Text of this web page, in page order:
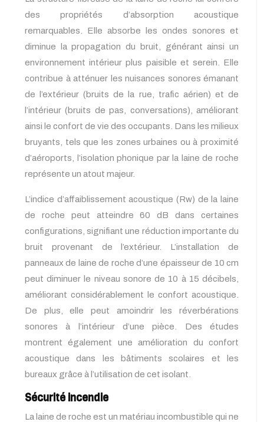
des propriétés d’absorption acoustique
remarquables. Elle absorbe les ondes sonores et
diminue la propagation du bruit, générant ainsi un
environnement intérieur plus paisible et serein. Elle
contribue à atténuer les nuisances sonores émanant
de l’extérieur (bruits de la rue, trafic aérien) et de
l’intérieur (bruits de pas, conversations), améliorant
ainsi le confort de vie des occupants. Dans les milieux
bruyants, tels que les zones urbaines ou à proximité
d’aéroports, l’isolation phonique par la laine de roche
représente un atout majeur.
L’indice d’affaiblissement acoustique (Rw) de la laine
de roche peut atteindre 60 dB dans certaines
configurations, signifiant une réduction importante du
bruit provenant de l’extérieur. L’installation de
panneaux de laine de roche d’une épaisseur de 10 cm
peut diminuer le niveau sonore de 10 à 15 décibels,
améliorant considérablement le confort acoustique.
De plus, elle peut amoindrir les réverbérations
sonores à l’intérieur d’une pièce. Des études
montrent également une amélioration du confort
acoustique dans les bâtiments scolaires et les
bureaux grâce à l’utilisation de cet isolant.
Sécurité incendie
La laine de roche est un matériau incombustible qui ne